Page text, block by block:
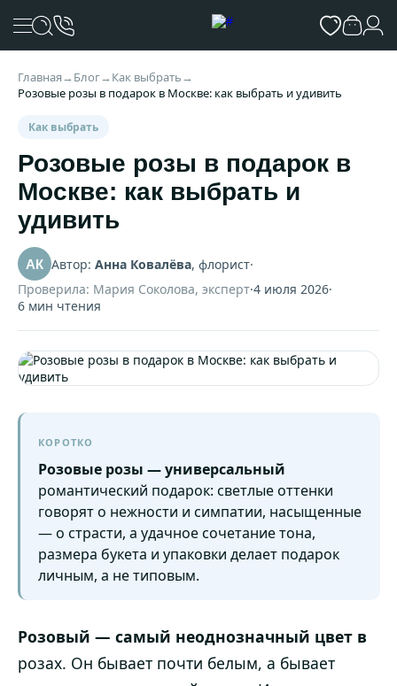
Главная→ Блог→ Как выбрать→
Розовые розы в подарок в Москве: как выбрать и удивить
Как выбрать
Розовые розы в подарок в
Москве: как выбрать и
удивить
АК Автор: Анна Ковалёва, флорист·
Проверила: Мария Соколова, эксперт·4 июля 2026·
6 мин чтения
КОРОТКО
Розовые розы — универсальный
романтический подарок: светлые оттенки
говорят о нежности и симпатии, насыщенные
— о страсти, а удачное сочетание тона,
размера букета и упаковки делает подарок
личным, а не типовым.
Розовый — самый неоднозначный цвет в
розах. Он бывает почти белым, а бывает